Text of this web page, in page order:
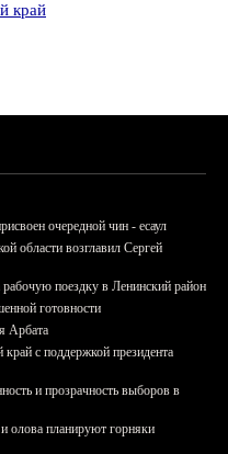
край
очередной чин - есаул
области возглавил Сергей
поездку в Ленинский район
готовности
Арбата
с поддержкой президента
и прозрачность выборов в
олова планируют горняки